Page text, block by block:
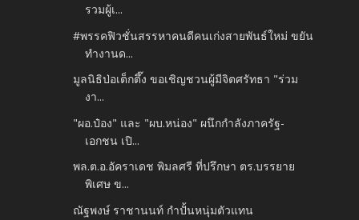
รวมผู้เ...
#พรรคฟิวชั่นสรรหาคนดีคนเก่งสายพันธ์ใหม่ ขยัน
ทำงานด...
มูลนิธิป่อเต็กตึ๊ง ขอเชิญชวนผู้มีจิตศรัทธา "ร่วม
งา...
"ผอ.ป๋อง" และ "ผบ.หน่อง" ผนึกกำลังภาครัฐ-
เอกชน เปิ...
พล.ต.อ.อัคราเดช พิมลศรี ที่ปรึกษา ตร.บรรยาย
พิเศษ ข...
ณัฐพงษ์ ราชานนท์ กำปั้นหนุ่มตัวแทน